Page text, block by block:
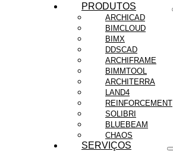
PRODUTOS
ARCHICAD
BIMCLOUD
BIMX
DDSCAD
ARCHIFRAME
BIMMTOOL
ARCHITERRA
LAND4
REINFORCEMENT
SOLIBRI
BLUEBEAM
CHAOS
SERVIÇOS